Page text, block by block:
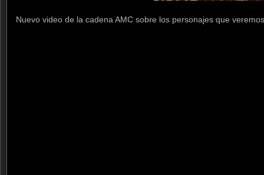
Nuevo video de la cadena AMC sobre los personajes que